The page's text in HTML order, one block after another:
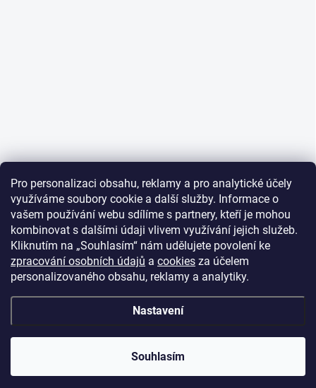
Pro personalizaci obsahu, reklamy a pro analytické účely
využíváme soubory cookie a další služby. Informace o
vašem používání webu sdílíme s partnery, kteří je mohou
kombinovat s dalšími údaji vlivem využívání jejich služeb.
Kliknutím na „Souhlasím“ nám udělujete povolení ke
zpracování osobních údajů a cookies za účelem
personalizovaného obsahu, reklamy a analytiky.
Nastavení
Souhlasím